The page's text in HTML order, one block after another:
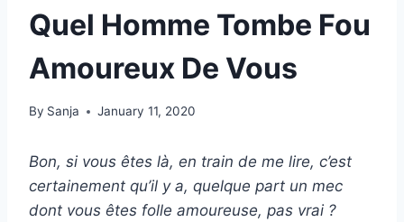
Quel Homme Tombe Fou
Amoureux De Vous
By Sanja January 11, 2020
Bon, si vous êtes là, en train de me lire, c’est
certainement qu’il y a, quelque part un mec
dont vous êtes folle amoureuse, pas vrai ?